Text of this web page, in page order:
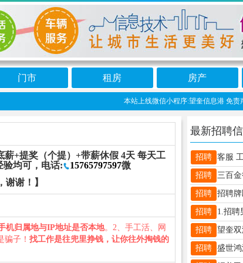
门市 租房 房产
本站上线微信小程序:望奎信息港 免责
薪+提奖（个提）+带薪休假 4天 每天工
验均可，电话:
15765797597微
谢谢！】
机归属地与IP地址是否本地。2、手工活、网
子！ 找工作是往兜里挣钱，让你往外掏钱的
最新招聘
招聘
招聘
招聘
招聘
招聘
招聘